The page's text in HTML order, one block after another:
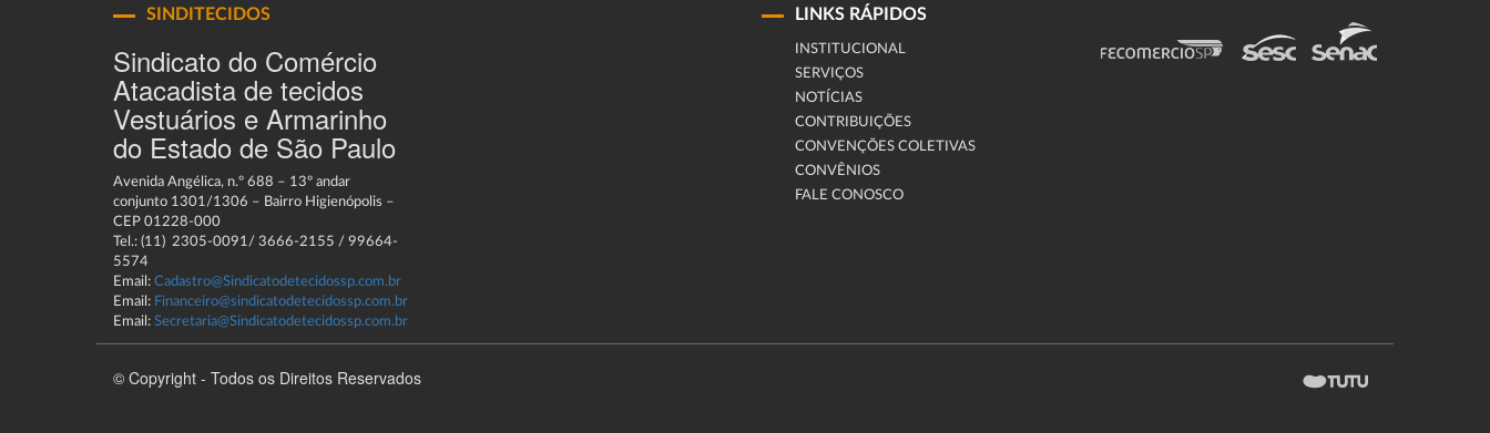
SINDITECIDOS
Sindicato do Comércio
Atacadista de tecidos
Vestuários e Armarinho
do Estado de São Paulo
Avenida Angélica, n.º 688 – 13º andar
conjunto 1301/1306 – Bairro Higienópolis –
CEP 01228-000
Tel.: (11) 2305-0091/ 3666-2155 / 99664-
5574
Email: Cadastro@Sindicatodetecidossp.com.br
Email: Financeiro@sindicatodetecidossp.com.br
Email: Secretaria@Sindicatodetecidossp.com.br
LINKS RÁPIDOS
INSTITUCIONAL
SERVIÇOS
NOTÍCIAS
CONTRIBUIÇÕES
CONVENÇÕES COLETIVAS
CONVÊNIOS
FALE CONOSCO
© Copyright - Todos os Direitos Reservados